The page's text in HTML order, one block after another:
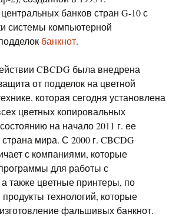
банков стран G-10 с
системы компьютерной
банкнот.
CBCDG была внедрена
от подделок на цветной
которая сегодня установлена
цветных копировальных
на начало 2011 г. ее
мира. С 2000 г. CBCDG
с компаниями, которые
для работы с
также цветные принтеры, по
технологий, которые
фальшивых банкнот.